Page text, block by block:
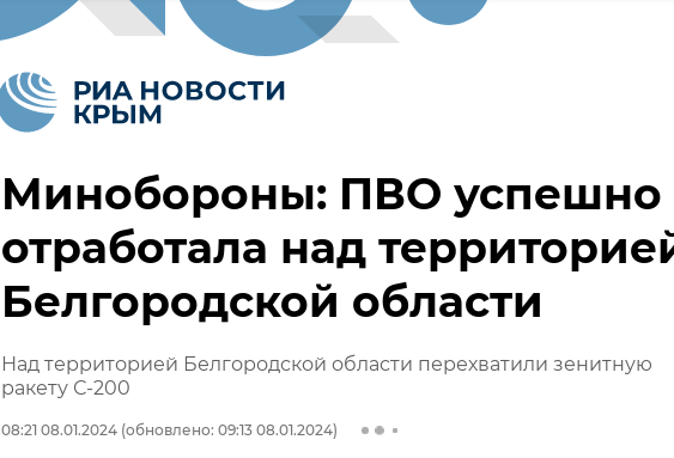
Минобороны: ПВО успешно
отработала над
Белгородской области
Над территорией Белгородской области перехватили зенитную
ракету С-200
08:21 08.01.2024 (обновлено: 09:13 08.01.2024)